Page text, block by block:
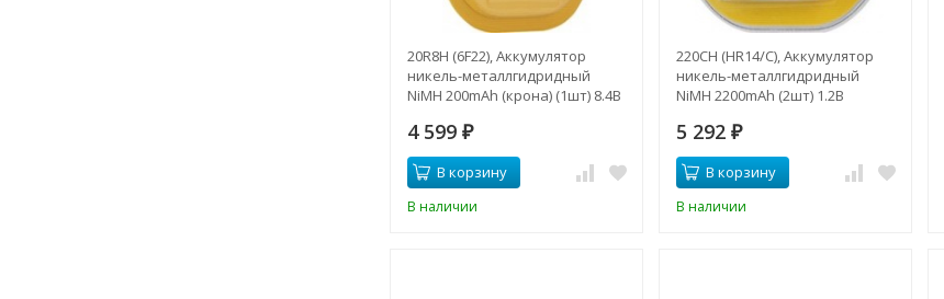
20R8H (6F22), Аккумулятор
никель-металлгидридный
NiMH 200mAh (крона) (1шт) 8.4В
4 599 ₽
В корзину
В наличии
220CH (HR14/C), Аккумулятор
никель-металлгидридный
NiMH 2200mAh (2шт) 1.2В
5 292 ₽
В корзину
В наличии